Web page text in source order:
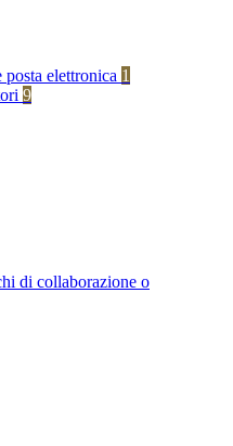
posta elettronica 1
9
di collaborazione o